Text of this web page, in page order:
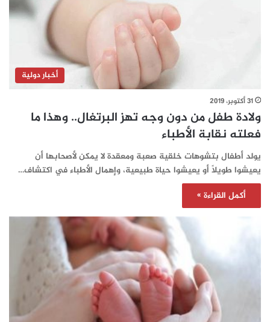
أخبار دولية
31 أكتوبر، 2019
ولادة طفل من دون وجه تهز البرتغال.. وهذا ما
فعلته نقابة الأطباء
يولد أطفال بتشوهات خلقية صعبة ومعقدة لا يمكن لأصحابها أن
يعيشوا طويلاً أو يعيشوا حياة طبيعية، وإهمال الأطباء في اكتشاف…
أكمل القراءة »